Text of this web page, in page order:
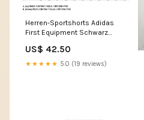
Herren-Sportshorts Adidas
First Equipment Schwarz
US$ 42.50
★★★★★ 5.0 (19 reviews)